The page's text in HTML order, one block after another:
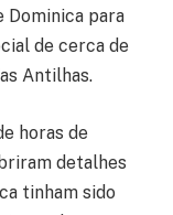
Dominica para
de cerca de
Antilhas.
horas de
detalhes
tinham sido